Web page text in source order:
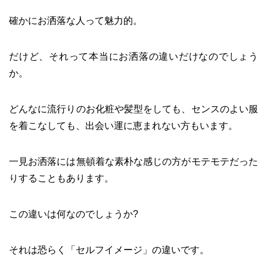
確かにお洒落な人って魅力的。
だけど、それって本当にお洒落の違いだけなのでしょう
か。
どんなに流行りのお化粧や髪型をしても、センスのよい服
を着こなしても、出会い運に恵まれない方もいます。
一見お洒落には無頓着な素朴な感じの方がモテモテだった
りすることもあります。
この違いは何なのでしょうか?
それは恐らく「セルフイメージ」の違いです。